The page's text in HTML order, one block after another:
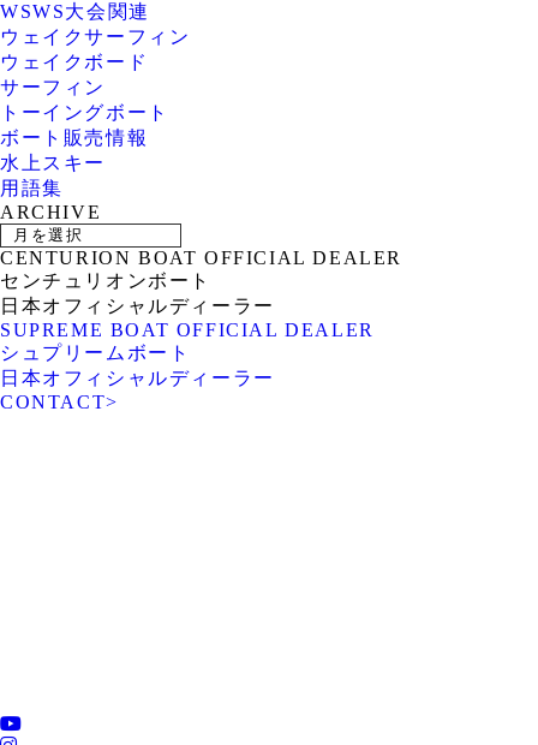
WSWS大会関連
ウェイクサーフィン
ウェイクボード
サーフィン
トーイングボート
ボート販売情報
水上スキー
用語集
ARCHIVE
CENTURION BOAT OFFICIAL DEALER
センチュリオンボート
日本オフィシャルディーラー
SUPREME BOAT OFFICIAL DEALER
シュプリームボート
日本オフィシャルディーラー
CONTACT>